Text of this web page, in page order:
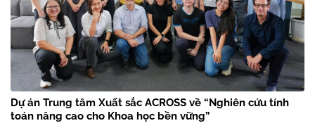
Dự án Trung tâm Xuất sắc ACROSS về “Nghiên cứu tính
toán nâng cao cho Khoa học bền vững”